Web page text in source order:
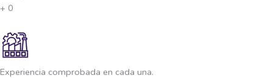
+ 0
Experiencia comprobada en cada una.